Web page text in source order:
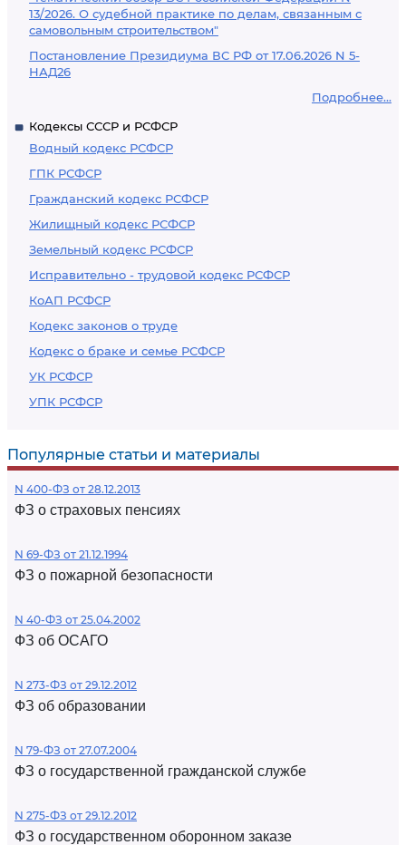
13/2026. О судебной практике по делам, связанным с
самовольным строительством"
Постановление Президиума ВС РФ от 17.06.2026 N 5-
НАД26
Подробнее...
Кодексы СССР и РСФСР
Водный кодекс РСФСР
ГПК РСФСР
Гражданский кодекс РСФСР
Жилищный кодекс РСФСР
Земельный кодекс РСФСР
Исправительно - трудовой кодекс РСФСР
КоАП РСФСР
Кодекс законов о труде
Кодекс о браке и семье РСФСР
УК РСФСР
УПК РСФСР
Популярные статьи и материалы
N 400-ФЗ от 28.12.2013
ФЗ о страховых пенсиях
N 69-ФЗ от 21.12.1994
ФЗ о пожарной безопасности
N 40-ФЗ от 25.04.2002
ФЗ об ОСАГО
N 273-ФЗ от 29.12.2012
ФЗ об образовании
N 79-ФЗ от 27.07.2004
ФЗ о государственной гражданской службе
N 275-ФЗ от 29.12.2012
ФЗ о государственном оборонном заказе